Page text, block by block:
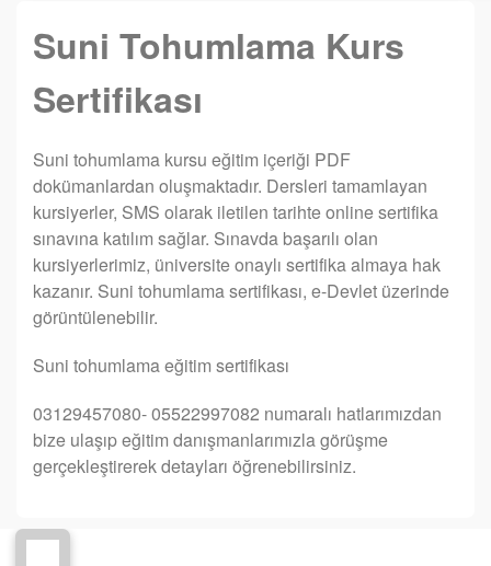
Suni Tohumlama Kurs
Sertifikası
Suni tohumlama kursu eğitim içeriği PDF
dokümanlardan oluşmaktadır. Dersleri tamamlayan
kursiyerler, SMS olarak iletilen tarihte online sertifika
sınavına katılım sağlar. Sınavda başarılı olan
kursiyerlerimiz, üniversite onaylı sertifika almaya hak
kazanır. Suni tohumlama sertifikası, e-Devlet üzerinde
görüntülenebilir.
Suni tohumlama eğitim sertifikası
03129457080- 05522997082 numaralı hatlarımızdan
bize ulaşıp eğitim danışmanlarımızla görüşme
gerçekleştirerek detayları öğrenebilirsiniz.